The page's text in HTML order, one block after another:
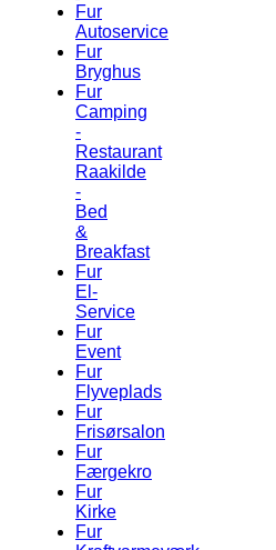
Fur
Autoservice
Fur
Bryghus
Fur
Camping
-
Restaurant
Raakilde
-
Bed
&
Breakfast
Fur
El-
Service
Fur
Event
Fur
Flyveplads
Fur
Frisørsalon
Fur
Færgekro
Fur
Kirke
Fur